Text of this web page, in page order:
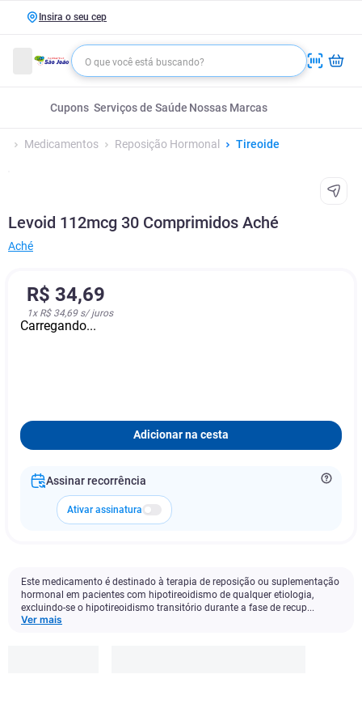
Insira o seu cep
Cupons Serviços de Saúde Nossas Marcas
Medicamentos Reposição Hormonal Tireoide
Levoid 112mcg 30 Comprimidos Aché
Aché
R$ 34,69
1x R$ 34,69s/ juros
Carregando...
Adicionar na cesta
Assinar recorrência
Ativar assinatura
Este medicamento é destinado à terapia de reposição ou suplementação
hormonal em pacientes com hipotireoidismo de qualquer etiologia,
excluindo-se o hipotireoidismo transitório durante a fase de recup...
Ver mais